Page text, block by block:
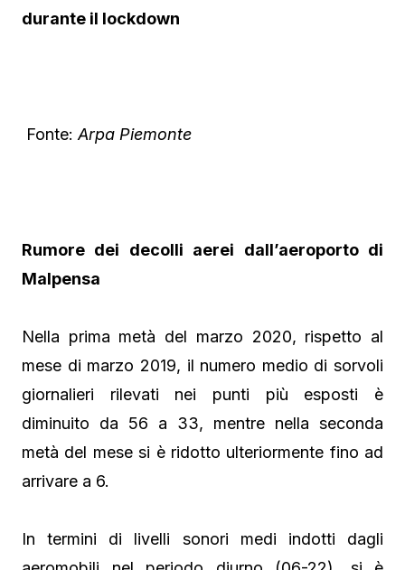
durante il lockdown
Fonte: Arpa Piemonte
Rumore dei decolli aerei dall’aeroporto di
Malpensa
Nella prima metà del marzo 2020, rispetto al
mese di marzo 2019, il numero medio di sorvoli
giornalieri rilevati nei punti più esposti è
diminuito da 56 a 33, mentre nella seconda
metà del mese si è ridotto ulteriormente fino ad
arrivare a 6.
In termini di livelli sonori medi indotti dagli